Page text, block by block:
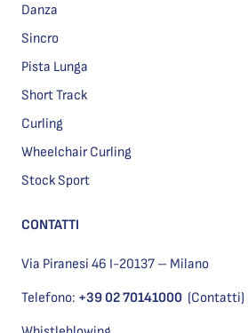
Danza
Sincro
Pista Lunga
Short Track
Curling
Wheelchair Curling
Stock Sport
CONTATTI
Via Piranesi 46 I-20137 – Milano
Telefono: +39 02 70141000 (Contatti)